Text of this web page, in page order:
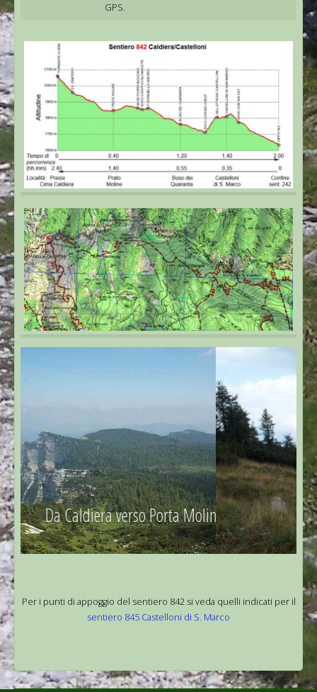
GPS.
Caldiera verso Porta MolinaEx cimitero
Per i punti di appoggio del sentiero 842 si veda quelli indicati per il
sentiero 845 Castelloni di S. Marco